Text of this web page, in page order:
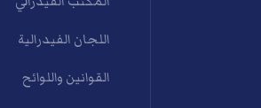
اللجان الفيدرالية
القوانين واللوائح